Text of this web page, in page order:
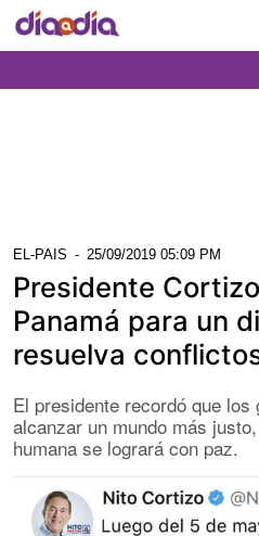
EL-PAIS - 25/09/2019 05:09 PM
Presidente
Panamá para un
resuelva
El presidente recordó que
alcanzar un mundo más
humana se logrará con paz.